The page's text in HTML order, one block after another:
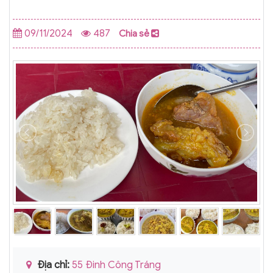
09/11/2024 487 Chia sẻ
Địa chỉ: 55 Đinh Công Tráng